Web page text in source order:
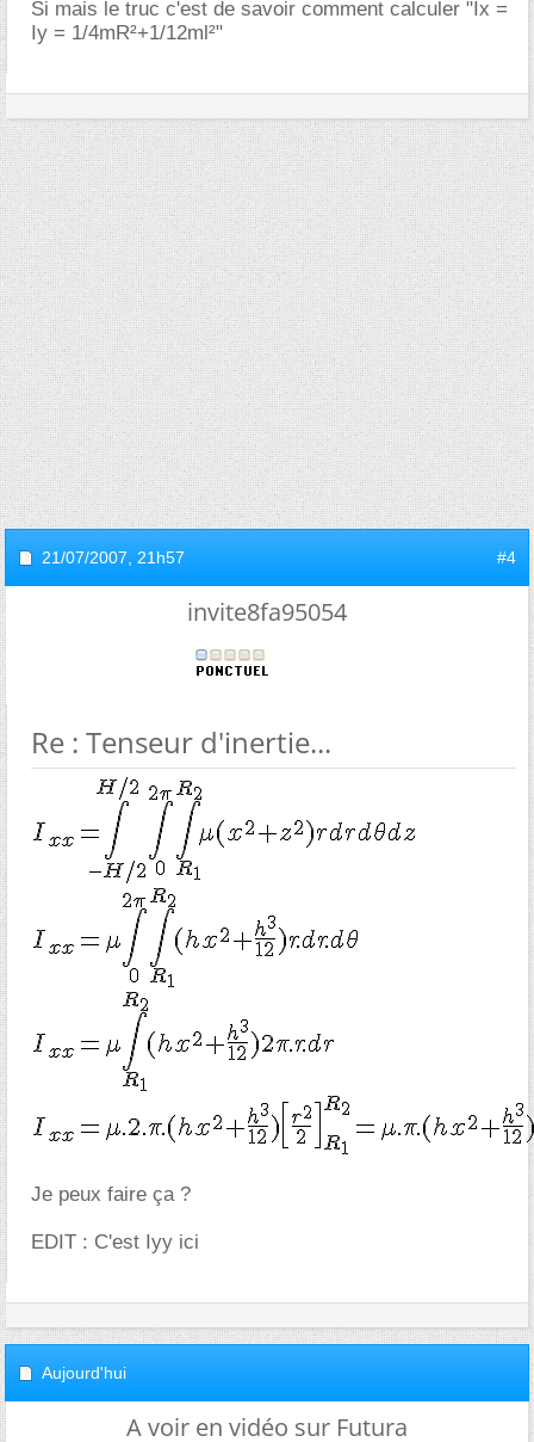
Si mais le truc c'est de savoir comment calculer "Ix =
Iy = 1/4mR²+1/12ml²"
21/07/2007, 21h57 #4
invite8fa95054
Re : Tenseur d'inertie...
Je peux faire ça ?
EDIT : C'est Iyy ici
Aujourd'hui
A voir en vidéo sur Futura